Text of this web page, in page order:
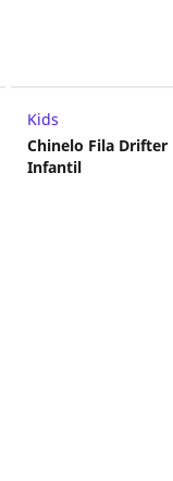
Kids
Chinelo Fila Drifter
Infantil